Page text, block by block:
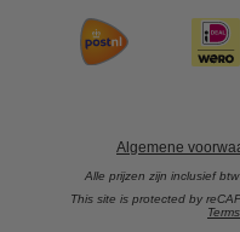
Algemene
Alle prijzen zijn inclusief
This site is protected by